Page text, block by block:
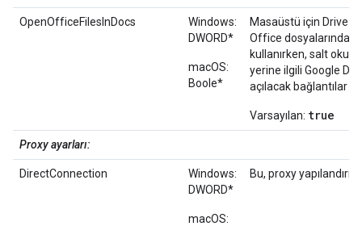
OpenOfficeFilesInDocs
Windows:
DWORD*
macOS:
Boole*
Masaüstü için Drive
Office dosyalarında
kullanırken, salt
yerine ilgili Google
açılacak bağlantılar
Varsayılan: true
Proxy ayarları:
DirectConnection
Windows:
DWORD*
macOS:
Bu, proxy